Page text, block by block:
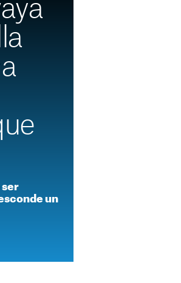
ser
un